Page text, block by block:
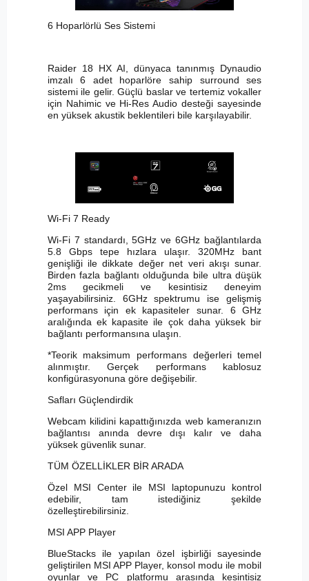
6 Hoparlörlü Ses Sistemi
Raider 18 HX AI, dünyaca tanınmış Dynaudio
imzalı 6 adet hoparlöre sahip surround ses
sistemi ile gelir. Güçlü baslar ve tertemiz vokaller
için Nahimic ve Hi-Res Audio desteği sayesinde
en yüksek akustik beklentileri bile karşılayabilir.
Wi-Fi 7 Ready
Wi-Fi 7 standardı, 5GHz ve 6GHz bağlantılarda
5.8 Gbps tepe hızlara ulaşır. 320MHz bant
genişliği ile dikkate değer net veri akışı sunar.
Birden fazla bağlantı olduğunda bile ultra düşük
2ms gecikmeli ve kesintisiz deneyim
yaşayabilirsiniz. 6GHz spektrumu ise gelişmiş
performans için ek kapasiteler sunar. 6 GHz
aralığında ek kapasite ile çok daha yüksek bir
bağlantı performansına ulaşın.
*Teorik maksimum performans değerleri temel
alınmıştır. Gerçek performans kablosuz
konfigürasyonuna göre değişebilir.
Safları Güçlendirdik
Webcam kilidini kapattığınızda web kameranızın
bağlantısı anında devre dışı kalır ve daha
yüksek güvenlik sunar.
TÜM ÖZELLİKLER BİR ARADA
Özel MSI Center ile MSI laptopunuzu kontrol
edebilir, tam istediğiniz şekilde
özelleştirebilirsiniz.
MSI APP Player
BlueStacks ile yapılan özel işbirliği sayesinde
geliştirilen MSI APP Player, konsol modu ile mobil
oyunlar ve PC platformu arasında kesintisiz